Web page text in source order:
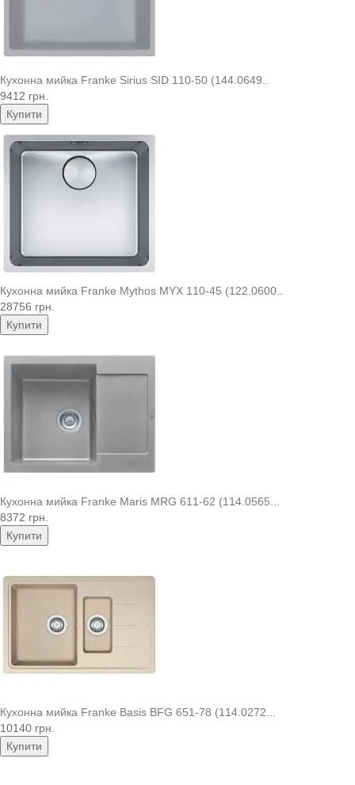
Кухонна мийка Franke Sirius SID 110-50 (144.0649..
9412 грн.
Купити
Кухонна мийка Franke Mythos MYX 110-45 (122.0600..
28756 грн.
Купити
Кухонна мийка Franke Maris MRG 611-62 (114.0565...
8372 грн.
Купити
Кухонна мийка Franke Basis BFG 651-78 (114.0272...
10140 грн.
Купити